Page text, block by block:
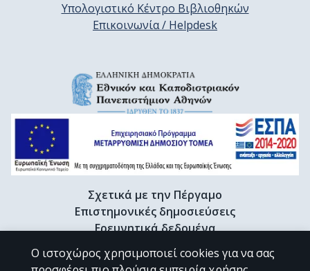
Υπολογιστικό Κέντρο Βιβλιοθηκών
Επικοινωνία / Helpdesk
Σχετικά με την Πέργαμο
Επιστημονικές δημοσιεύσεις
Ερευνητικά δεδομένα
Διδακτορικές διατριβές & Γκρίζα βιβλιογραφία
Προφίλ Ερευνητή
Ο ιστοχώρος χρησιμοποιεί cookies για να σας